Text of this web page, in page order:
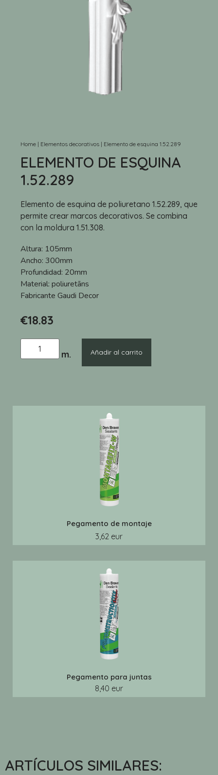
Home | Elementos decorativos | Elemento de esquina 1.52.289
ELEMENTO DE ESQUINA
1.52.289
Elemento de esquina de poliuretano 1.52.289, que
permite crear marcos decorativos. Se combina
con la moldura 1.51.308.
Altura: 105mm
Ancho: 300mm
Profundidad: 20mm
Material: poliuretāns
Fabricante Gaudi Decor
€18.83
Añadir al carrito
Pegamento de montaje
3,62 eur
Pegamento para juntas
8,40 eur
ARTÍCULOS SIMILARES: